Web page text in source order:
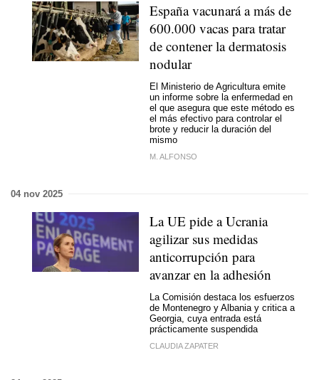
España vacunará a más de
600.000 vacas para tratar
de contener la dermatosis
nodular
El Ministerio de Agricultura emite
un informe sobre la enfermedad en
el que asegura que este método es
el más efectivo para controlar el
brote y reducir la duración del
mismo
M. ALFONSO
04 nov 2025
La UE pide a Ucrania
agilizar sus medidas
anticorrupción para
avanzar en la adhesión
La Comisión destaca los esfuerzos
de Montenegro y Albania y critica a
Georgia, cuya entrada está
prácticamente suspendida
CLAUDIA ZAPATER